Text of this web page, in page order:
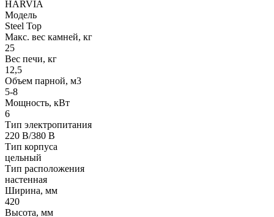
HARVIA
Модель
Steel Top
Макс. вес камней, кг
25
Вес печи, кг
12,5
Oбъем парной, м3
5-8
Мощность, кВт
6
Тип электропитания
220 В/380 В
Тип корпуса
цельный
Тип расположения
настенная
Ширина, мм
420
Высота, мм